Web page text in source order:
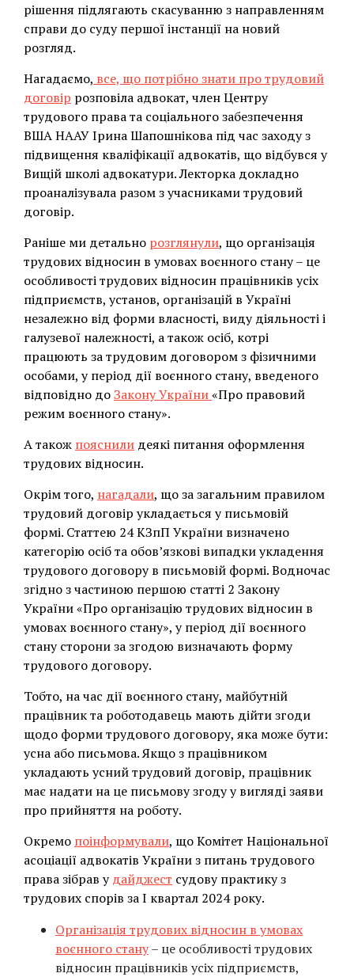
рішення підлягають скасуванню з направленням
справи до суду першої інстанції на новий
розгляд.
Нагадаємо, все, що потрібно знати про трудовий
договір розповіла адвокат, член Центру
трудового права та соціального забезпечення
ВША НААУ Ірина Шапошнікова під час заходу з
підвищення кваліфікації адвокатів, що відбувся у
Вищій школі адвокатури. Лекторка докладно
проаналізувала разом з учасниками трудовий
договір.
Раніше ми детально розглянули, що організація
трудових відносин в умовах воєнного стану – це
особливості трудових відносин працівників усіх
підприємств, установ, організацій в Україні
незалежно від форми власності, виду діяльності і
галузевої належності, а також осіб, котрі
працюють за трудовим договором з фізичними
особами, у період дії воєнного стану, введеного
відповідно доЗакону України«Про правовий
режим воєнного стану».
А також пояснили деякі питання оформлення
трудових відносин.
Окрім того, нагадали, що за загальним правилом
трудовий договір укладається у письмовій
формі. Статтею 24 КЗпП України визначено
категорію осіб та обов’язкові випадки укладення
трудового договору в письмовій формі. Водночас
згідно з частиною першою статті 2 Закону
України «Про організацію трудових відносин в
умовах воєнного стану», у період дії воєнного
стану сторони за згодою визначають форму
трудового договору.
Тобто, на час дії воєнного стану, майбутній
працівник та роботодавець мають дійти згоди
щодо форми трудового договору, яка може бути:
усна або письмова. Якщо з працівником
укладають усний трудовий договір, працівник
має надати на це письмову згоду у вигляді заяви
про прийняття на роботу.
Окремо поінформували, що Комітет Національної
асоціації адвокатів України з питань трудового
права зібрав удайджест судову практику з
трудових спорів за І квартал 2024 року.
Організація трудових відносин в умовах
воєнного стану– це особливості трудових
відносин працівників усіх підприємств,